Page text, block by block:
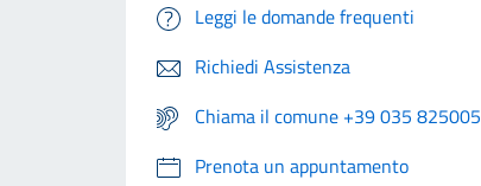
Leggi le domande frequenti
Richiedi Assistenza
Chiama il comune +39 035 825005
Prenota un appuntamento